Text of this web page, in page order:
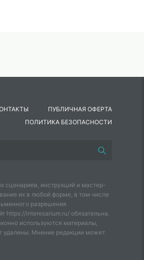
ПУБЛИЧНАЯ ОФЕРТА
ПОЛИТИКА БЕЗОПАСНОСТИ
сценариев, инструкций и мастер-
их в любой форме, в том числе
разрешения
https://interesarium.ru/ обязательна.
используются материалы,
удалены. Мнение редакции может